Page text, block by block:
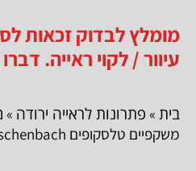
מומלץ לבדוק זכאות
עיוור / לקוי ראייה. דברו איתנו
בית » פתרונות לראייה ירודה »
משקפיים טלסקופים Max TV – Eschenbach